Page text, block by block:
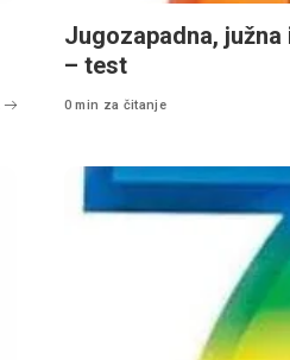
Jugozapadna,
– test
0 min za čitanje